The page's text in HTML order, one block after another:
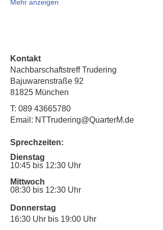
Mehr anzeigen
Kontakt
Nachbarschaftstreff Trudering
Bajuwarenstraße 92
81825 München
T: 089 43665780
Email: NTTrudering@QuarterM.de
Sprechzeiten:
Dienstag
10:45 bis 12:30 Uhr
Mittwoch
08:30 bis 12:30 Uhr
Donnerstag
16:30 Uhr bis 19:00 Uhr